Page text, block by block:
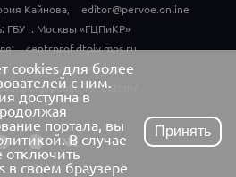
Кайнова,
editor@pervoe.online
ГБУ г. Москвы «ГЦПиКР»
centrprof.dtoiv.mos.ru
граждан учредителю:
public_reception/
cookies для более
с ним.
доступна в
портала, вы
В случае
отключить
в своем браузере
Принять